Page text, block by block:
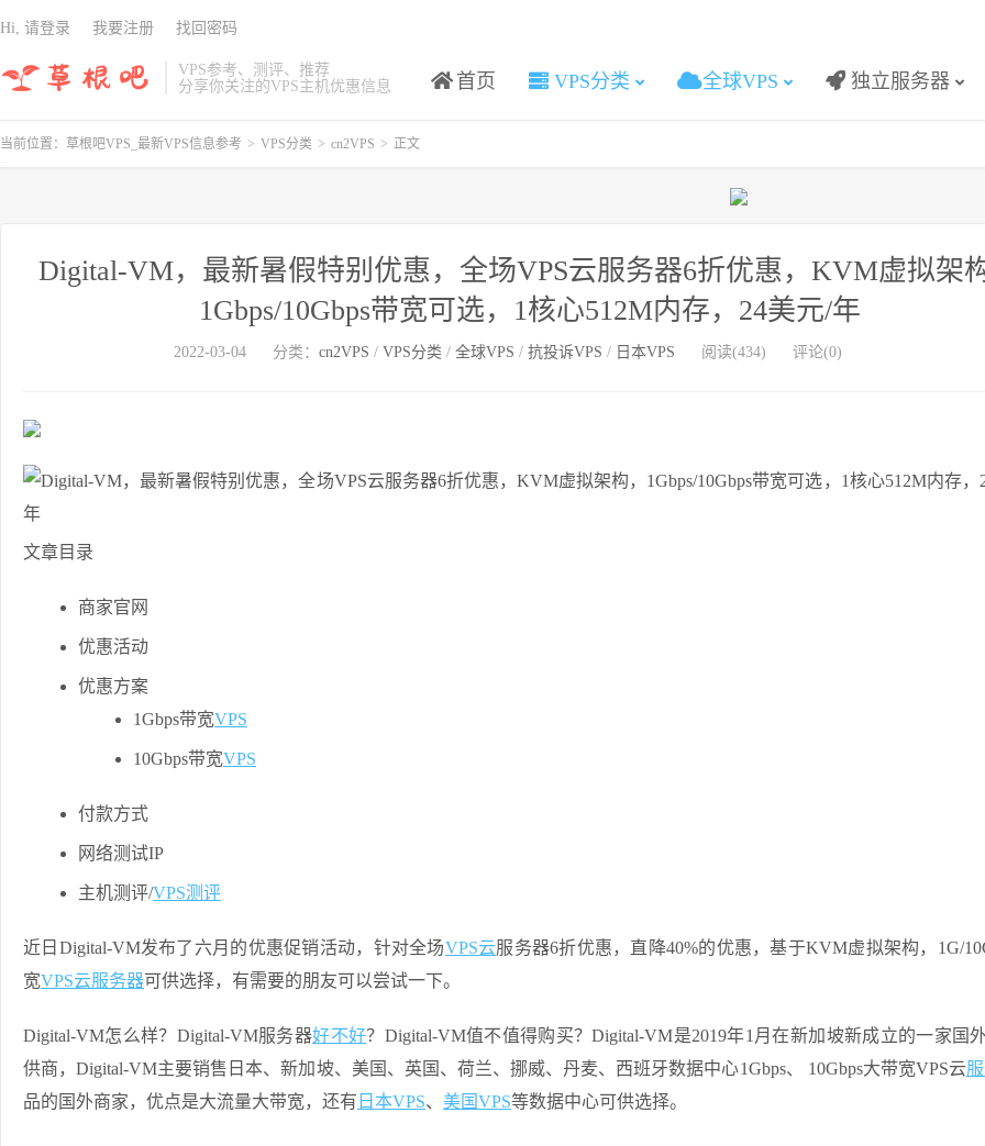
VPS参考、测评、推荐
分享你关注的VPS主机优惠信息
首页 VPS分类 全球VPS 独立服务器
Hi, 请登录 我要注册 找回密码
当前位置： 草根吧VPS_最新VPS信息参考 > VPS分类 > cn2VPS > 正文
Digital-VM，最新暑假特别优惠，全场VPS云服务器6折优惠，KVM虚拟架
1Gbps/10Gbps带宽可选，1核心512M内存，24美元/年
2022-03-04 分类： cn2VPS / VPS分类 / 全球VPS / 抗投诉VPS / 日本VPS 阅读(434) 评论(0)
文章目录
商家官网
优惠活动
优惠方案
1Gbps带宽VPS
10Gbps带宽VPS
付款方式
网络测试IP
主机测评/VPS测评
近日Digital-VM发布了六月的优惠促销活动，针对全场VPS云服务器6折优惠，直降40%的优惠，基于KVM虚拟架构，1G/
宽VPS云服务器可供选择，有需要的朋友可以尝试一下。
Digital-VM怎么样？Digital-VM服务器好不好？Digital-VM值不值得购买？Digital-VM是2019年1月在新加坡新成立的一家国
供商，Digital-VM主要销售日本、新加坡、美国、英国、荷兰、挪威、丹麦、西班牙数据中心1Gbps、 10Gbps大带宽VPS云
品的国外商家，优点是大流量大带宽，还有 日本VPS、 美国VPS等数据中心可供选择。